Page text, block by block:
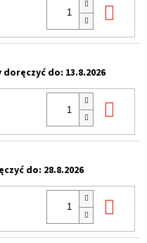
doręczyć do: 13.8.2026
do: 28.8.2026